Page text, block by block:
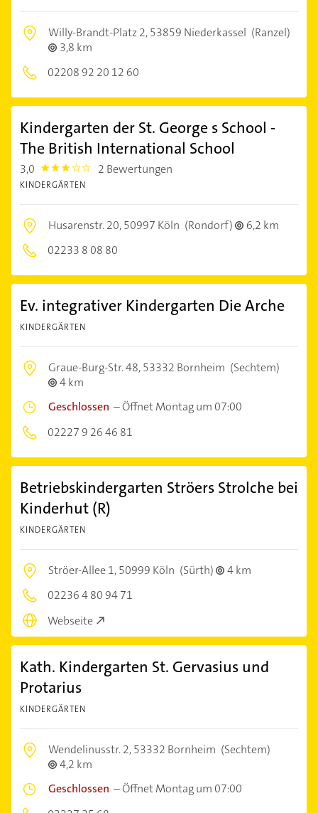
Willy-Brandt-Platz 2,53859 Niederkassel (Ranzel)
3,8 km
02208 92 20 12 60
Kindergarten der St. George s School -
The British International School
3,0 3.0 2 Bewertungen
KINDERGÄRTEN
Husarenstr. 20,50997 Köln (Rondorf)
6,2 km
02233 8 08 80
Ev. integrativer Kindergarten Die Arche
KINDERGÄRTEN
Graue-Burg-Str. 48,53332 Bornheim (Sechtem)
4 km
Geschlossen –Öffnet Montag um 07:00
02227 9 26 46 81
Betriebskindergarten Ströers Strolche bei
Kinderhut (R)
KINDERGÄRTEN
Ströer-Allee 1,50999 Köln (Sürth)
4 km
02236 4 80 94 71
Webseite
Kath. Kindergarten St. Gervasius und
Protarius
KINDERGÄRTEN
Wendelinusstr. 2,53332 Bornheim (Sechtem)
4,2 km
Geschlossen –Öffnet Montag um 07:00